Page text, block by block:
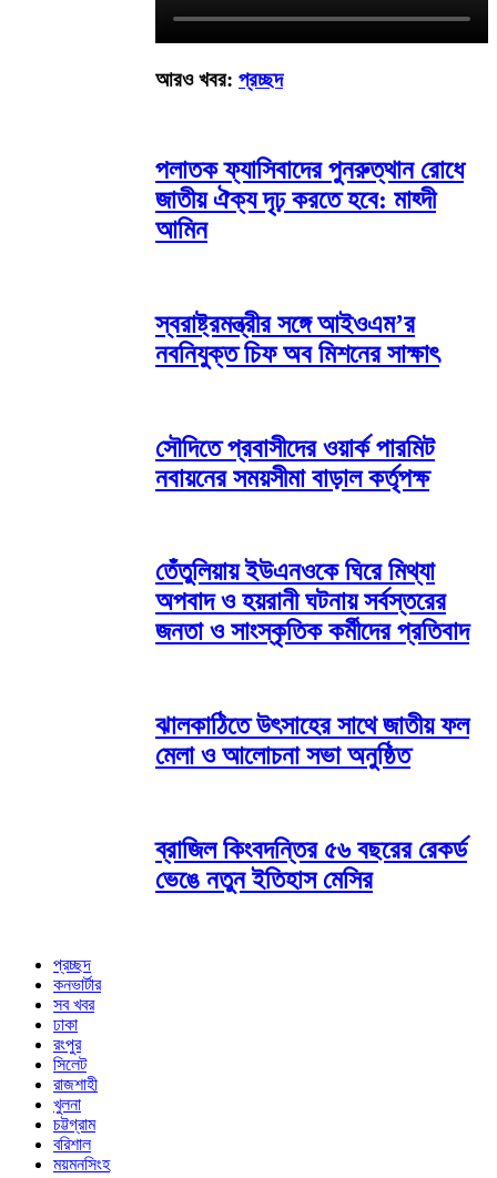
আরও খবর: প্রচ্ছদ
পলাতক ফ্যাসিবাদের পুনরুত্থান রোধে
জাতীয় ঐক্য দৃঢ় করতে হবে: মাহ্দী
আমিন
স্বরাষ্ট্রমন্ত্রীর সঙ্গে আইওএম’র
নবনিযুক্ত চিফ অব মিশনের সাক্ষাৎ
সৌদিতে প্রবাসীদের ওয়ার্ক পারমিট
নবায়নের সময়সীমা বাড়াল কর্তৃপক্ষ
তেঁতুলিয়ায় ইউএনওকে ঘিরে মিথ্যা
অপবাদ ও হয়রানী ঘটনায় সর্বস্তরের
জনতা ও সাংস্কৃতিক কর্মীদের প্রতিবাদ
ঝালকাঠিতে উৎসাহের সাথে জাতীয় ফল
মেলা ও আলোচনা সভা অনুষ্ঠিত
ব্রাজিল কিংবদন্তির ৫৬ বছরের রেকর্ড
ভেঙে নতুন ইতিহাস মেসির
প্রচ্ছদ
কনভার্টার
সব খবর
ঢাকা
রংপুর
সিলেট
রাজশাহী
খুলনা
চট্টগ্রাম
বরিশাল
ময়মনসিংহ